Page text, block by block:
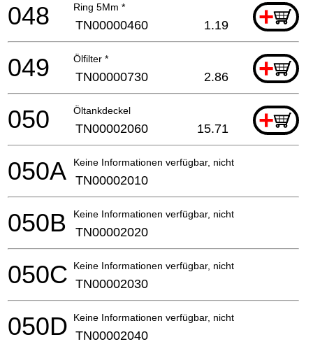
Ring 5Mm * +
048 TN00000460 1.19
Ölfilter * +
049 TN00000730 2.86
Öltankdeckel +
050 TN00002060 15.71
Keine Informationen verfügbar, nicht bestellbar
050A TN00002010
Keine Informationen verfügbar, nicht bestellbar
050B TN00002020
Keine Informationen verfügbar, nicht bestellbar
050C TN00002030
Keine Informationen verfügbar, nicht bestellbar
050D TN00002040